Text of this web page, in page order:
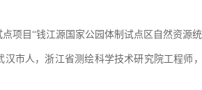
项目“钱江源国家公园体制试点区自然资源
市人，浙江省测绘科学技术研究院工程师